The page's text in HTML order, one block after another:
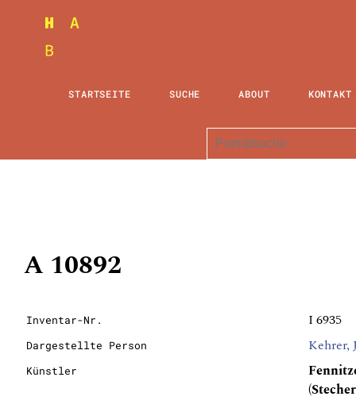
STARTSEITE SUCHE ABOUT KONTAKT
A 10892
Inventar-Nr. I 6935
Dargestellte Person Kehrer,
Künstler